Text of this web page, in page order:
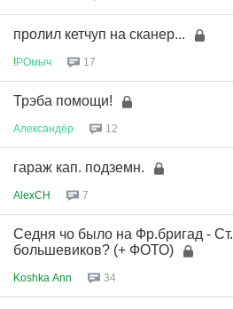
пролил кетчуп на сканер...
!РОмыч 17
Трэба помощи!
Александёр 12
гараж кап. подземн.
AlexCH 7
Седня чо было на Фр.бригад - Ст.
большевиков? (+ ФОТО)
Koshka Ann 34